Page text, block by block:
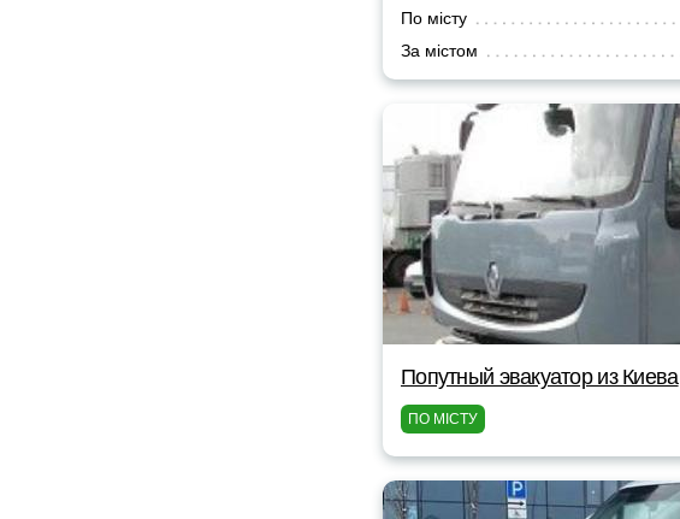
По місту
За містом
Попутный эвакуатор из Киева
ПО МІСТУ